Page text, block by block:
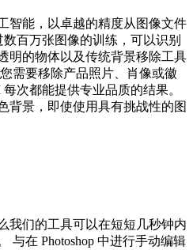
智能，以卓越的精度从图像文件
百万张图像的训练，可以识别
明的物体以及传统背景移除工具
需要移除产品照片、肖像或徽
次都能提供专业品质的结果。
背景，即使使用具有挑战性的图
我们的工具可以在短短几秒钟内
与在 Photoshop 中进行手动编辑